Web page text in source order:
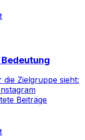
Zielgruppe sieht:
Beiträge